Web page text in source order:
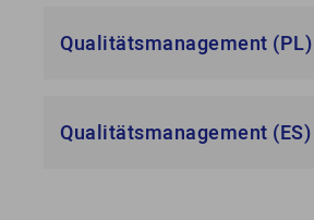
Qualitätsmanagement (PL)
Qualitätsmanagement (ES)